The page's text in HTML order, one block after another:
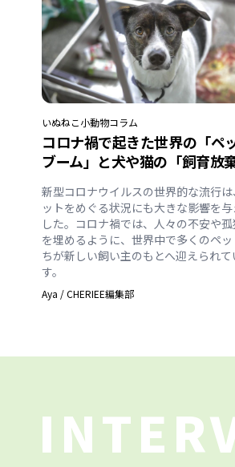
いぬねこ小動物コラム
コロナ禍で起きた世界の「ペ
ブーム」と犬や猫の「飼育放棄
新型コロナウイルスの世界的な流行は
ットをめぐる状況にも大きな影響を与
した。コロナ禍では、人々の不安や
を埋めるように、世界中で多くのペッ
ちが新しい飼い主のもとへ迎えられて
す。
Aya /CHERIEE編集部